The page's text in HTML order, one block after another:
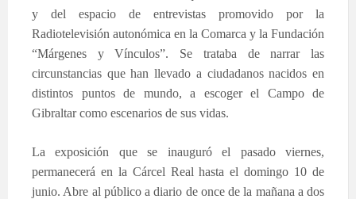
y del espacio de entrevistas promovido por la
Radiotelevisión autonómica en la Comarca y la Fundación
“Márgenes y Vínculos”. Se trataba de narrar las
circunstancias que han llevado a ciudadanos nacidos en
distintos puntos de mundo, a escoger el Campo de
Gibraltar como escenarios de sus vidas.
La exposición que se inauguró el pasado viernes,
permanecerá en la Cárcel Real hasta el domingo 10 de
junio. Abre al público a diario de once de la mañana a dos